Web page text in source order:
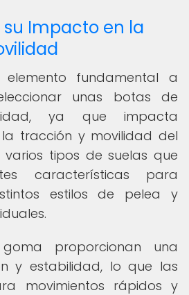
su Impacto en la
fundamental a
unas botas de
ya que impacta
tracción y movilidad del
varios tipos de suelas que
características para
estilos de pelea y
proporcionan una
y estabilidad, lo que las
movimientos rápidos y